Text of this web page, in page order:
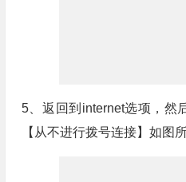
5、返回到internet选项，然
【从不进行拨号连接】如图